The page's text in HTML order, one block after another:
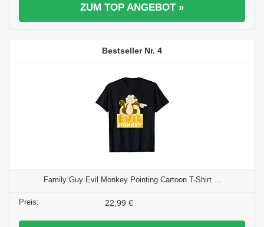
ZUM TOP ANGEBOT »
4
Family Guy Evil Monkey Pointing Cartoon T-Shirt ...
22,99 €